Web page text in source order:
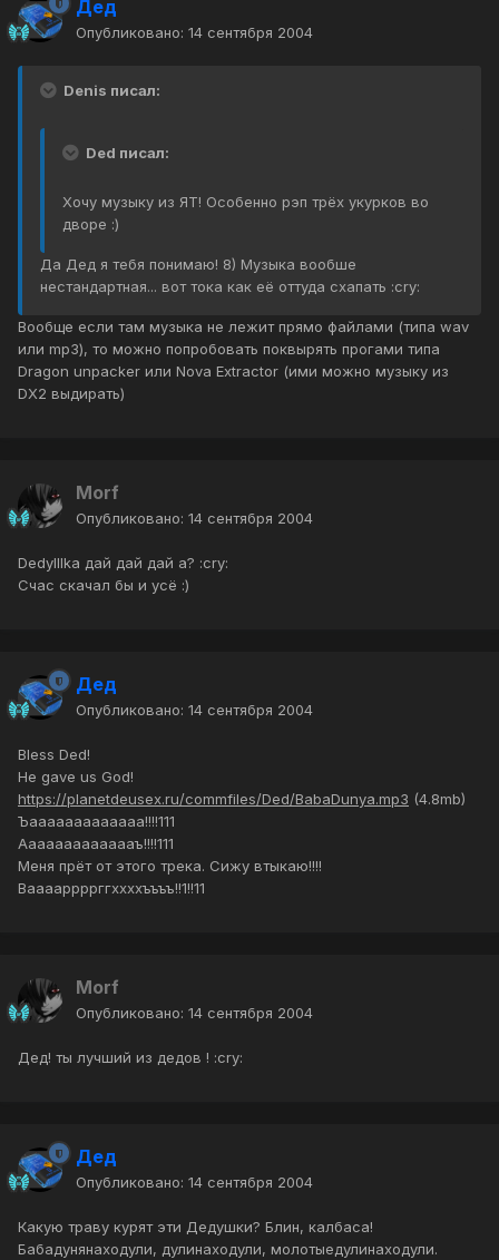
Дед
Опубликовано: 14 сентября 2004
Denis писал:
Ded писал:
Хочу музыку из ЯТ! Особенно рэп трёх укурков во
дворе :)
Да Дед я тебя понимаю! 8) Музыка вообше
нестандартная... вот тока как её оттуда схапать :cry:
Вообще если там музыка не лежит прямо файлами (типа wav
или mp3), то можно попробовать поквырять прогами типа
Dragon unpacker или Nova Extractor (ими можно музыку из
DX2 выдирать)
Morf
Опубликовано: 14 сентября 2004
DedyIIIka дай дай дай а? :cry:
Счас скачал бы и усё :)
Дед
Опубликовано: 14 сентября 2004
Bless Ded!
He gave us God!
https://planetdeusex.ru/commfiles/Ded/BabaDunya.mp3 (4.8mb)
Ъааааааааааааа!!!!111
Аааааааааааааъ!!!!111
Меня прёт от этого трека. Сижу втыкаю!!!!
Вааааррррггххххъъъъ!!1!!11
Morf
Опубликовано: 14 сентября 2004
Дед! ты лучший из дедов ! :cry:
Дед
Опубликовано: 14 сентября 2004
Какую траву курят эти Дедушки? Блин, калбаса!
Бабадунянаходули, дулинаходули, молотыедулинаходули.